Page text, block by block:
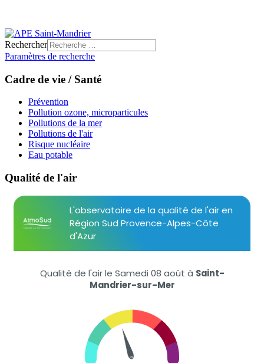
Rechercher
Paramètres de recherche
Cadre de vie / Santé
Prévention
Pollution ozone, microparticules
Pollutions de la mer
Pollutions de l'air
Risque nucléaire
Eau potable
Qualité de l'air